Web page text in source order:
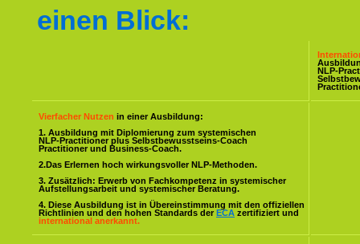
einen Blick:
NLP-
Vierfacher Nutzen in einer Ausbildung:
1. Ausbildung mit Diplomierung zum systemischen
NLP-Practitioner plus Selbstbewusstseins-Coach
Practitioner und Business-Coach.
2.Das Erlernen hoch wirkungsvoller NLP-Methoden.
3. Zusätzlich: Erwerb von Fachkompetenz in systemischer
Aufstellungsarbeit und systemischer Beratung.
4. Diese Ausbildung ist in Übereinstimmung mit den offiziellen
Richtlinien und den hohen Standards der ECA zertifiziert und
international anerkannt.